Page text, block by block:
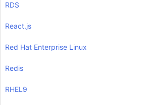
RDS
React.js
Red Hat Enterprise Linux
Redis
RHEL9